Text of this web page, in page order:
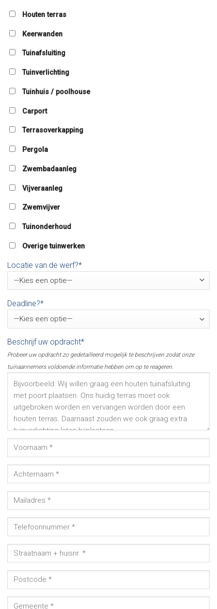
Houten terras
Keerwanden
Tuinafsluiting
Tuinverlichting
Tuinhuis / poolhouse
Carport
Terrasoverkapping
Pergola
Zwembadaanleg
Vijveraanleg
Zwemvijver
Tuinonderhoud
Overige tuinwerken
Locatie van de werf?*
Deadline?*
Beschrijf uw opdracht*
Probeer uw opdracht zo gedetailleerd mogelijk te beschrijven zodat onze
tuinaannemers voldoende informatie hebben om op te reageren.